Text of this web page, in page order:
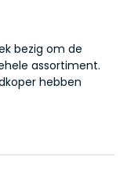
bezig om de
assortiment.
hebben